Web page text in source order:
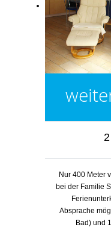
Nur 400 Meter
bei der Familie
Absprache
Bad) und